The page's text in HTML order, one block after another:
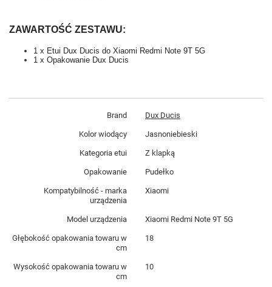
ZAWARTOŚĆ ZESTAWU:
1 x Etui Dux Ducis do Xiaomi Redmi Note 9T 5G
1 x Opakowanie Dux Ducis
Brand Dux Ducis
Kolor wiodący Jasnoniebieski
Kategoria etui Z klapką
Opakowanie Pudełko
Kompatybilność - marka
urządzenia
Xiaomi
Model urządzenia Xiaomi Redmi Note 9T 5G
Głębokość opakowania towaru w
cm
18
Wysokość opakowania towaru w
cm
10